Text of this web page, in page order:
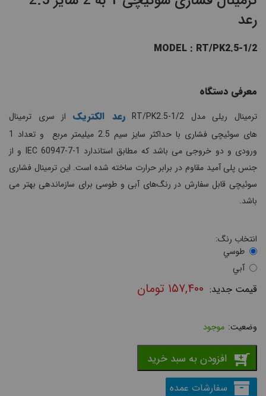
رعد
MODEL : RT/PK2.5-1/2
معرفی دستگاه
ترمینال ریلی مدل RT/PK2.5-1/2 رعد الکتریک از سری ترمینال
های سوئیچی فشاری با حداکثر سایز سیم 2.5 میلیمتر مربع و تعداد 1
ورودی و دو خروجی می باشد که مطابق استاندارد IEC 60947-7-1 و از
جنس پلی آمید مقاوم در برابر حرارت ساخته شده است. این ترمینال فشاری
سوئیچی قابل سفارش در رنگ‌های آبی و طوسی برای سازماندهی بهتر می
باشد.
انتخاب رنگ:
طوسي
آبي
۱۵۷,۴۰۰ تومان
موجود
افزودن به سبد خرید
سفارشات عمده